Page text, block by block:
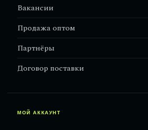
Вакансии
Продажа оптом
Партнёры
Договор поставки
МОЙ АККАУНТ